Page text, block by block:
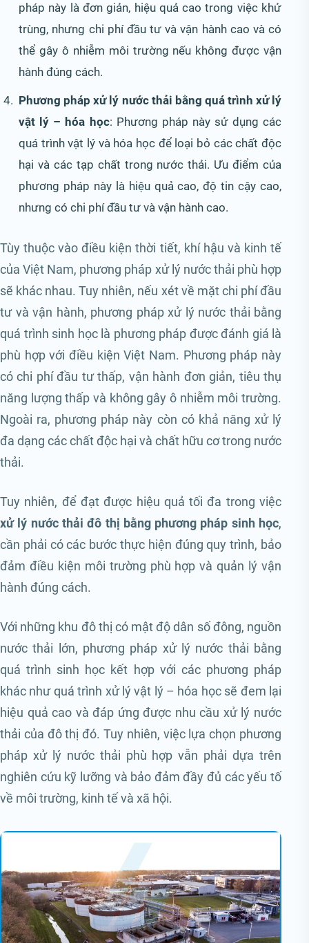
pháp này là đơn giản, hiệu quả cao trong việc khử
trùng, nhưng chi phí đầu tư và vận hành cao và có
thể gây ô nhiễm môi trường nếu không được vận
hành đúng cách.
Phương pháp xử lý nước thải bằng quá trình xử lý
vật lý – hóa học: Phương pháp này sử dụng các
quá trình vật lý và hóa học để loại bỏ các chất độc
hại và các tạp chất trong nước thải. Ưu điểm của
phương pháp này là hiệu quả cao, độ tin cậy cao,
nhưng có chi phí đầu tư và vận hành cao.
Tùy thuộc vào điều kiện thời tiết, khí hậu và kinh tế
của Việt Nam, phương pháp xử lý nước thải phù hợp
sẽ khác nhau. Tuy nhiên, nếu xét về mặt chi phí đầu
tư và vận hành, phương pháp xử lý nước thải bằng
quá trình sinh học là phương pháp được đánh giá là
phù hợp với điều kiện Việt Nam. Phương pháp này
có chi phí đầu tư thấp, vận hành đơn giản, tiêu thụ
năng lượng thấp và không gây ô nhiễm môi trường.
Ngoài ra, phương pháp này còn có khả năng xử lý
đa dạng các chất độc hại và chất hữu cơ trong nước
thải.
Tuy nhiên, để đạt được hiệu quả tối đa trong việc
xử lý nước thải đô thị bằng phương pháp sinh học,
cần phải có các bước thực hiện đúng quy trình, bảo
đảm điều kiện môi trường phù hợp và quản lý vận
hành đúng cách.
Với những khu đô thị có mật độ dân số đông, nguồn
nước thải lớn, phương pháp xử lý nước thải bằng
quá trình sinh học kết hợp với các phương pháp
khác như quá trình xử lý vật lý – hóa học sẽ đem lại
hiệu quả cao và đáp ứng được nhu cầu xử lý nước
thải của đô thị đó. Tuy nhiên, việc lựa chọn phương
pháp xử lý nước thải phù hợp vẫn phải dựa trên
nghiên cứu kỹ lưỡng và bảo đảm đầy đủ các yếu tố
về môi trường, kinh tế và xã hội.